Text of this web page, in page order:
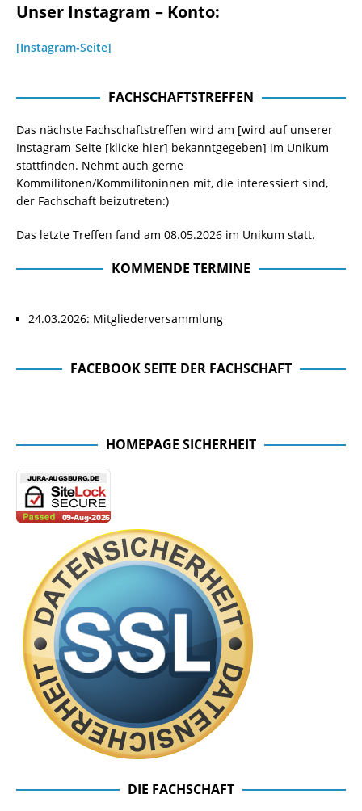
Unser Instagram – Konto:
[Instagram-Seite]
FACHSCHAFTSTREFFEN
Das nächste Fachschaftstreffen wird am [wird auf unserer
Instagram-Seite [klicke hier] bekanntgegeben] im Unikum
stattfinden. Nehmt auch gerne
Kommilitonen/Kommilitoninnen mit, die interessiert sind,
der Fachschaft beizutreten:)
Das letzte Treffen fand am 08.05.2026 im Unikum statt.
KOMMENDE TERMINE
24.03.2026: Mitgliederversammlung
FACEBOOK SEITE DER FACHSCHAFT
HOMEPAGE SICHERHEIT
DIE FACHSCHAFT